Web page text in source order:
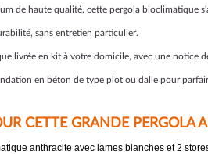
de haute qualité, cette pergola bioclimatique
sans entretien particulier.
livrée en kit à votre domicile, avec une notice
en béton de type plot ou dalle pour
CETTE GRANDE PERGOLA
anthracite avec lames blanches et 2